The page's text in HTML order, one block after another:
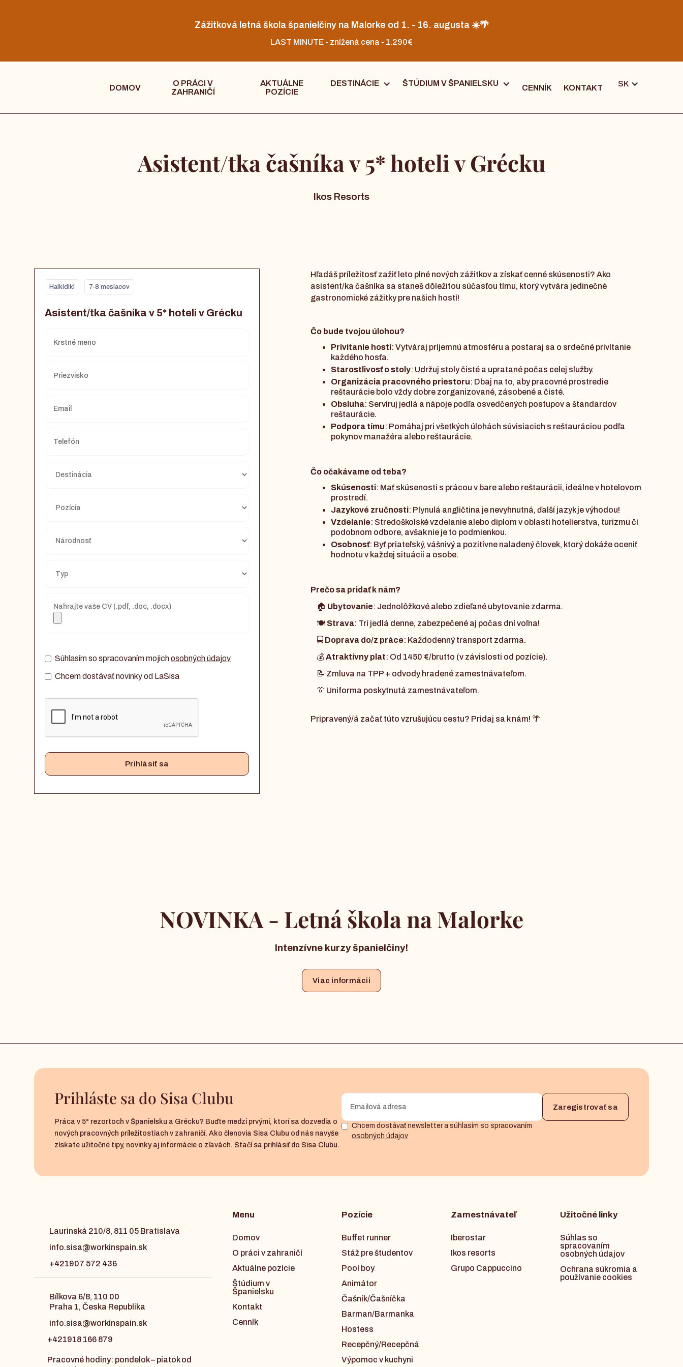
Zážitková letná škola španielčiny na Malorke od 1. - 16. augusta ☀️🌴
LAST MINUTE - znížená cena - 1.290€
DOMOV
O PRÁCI V
ZAHRANIČÍ
AKTUÁLNE
POZÍCIE
DESTINÁCIE ŠTÚDIUM V ŠPANIELSKU CENNÍK KONTAKT SK
Asistent/tka čašníka v 5* hoteli v Grécku
Ikos Resorts
Halkidiki 7-8 mesiacov
Asistent/tka čašníka v 5* hoteli v Grécku
Nahrajte vaše CV (.pdf, .doc, .docx)
Súhlasím so spracovaním mojichosobných údajov
Chcem dostávať novinky od LaSisa
Hľadáš príležitosť zažiť leto plné nových zážitkov a získať cenné skúsenosti? Ako
asistent/ka čašníka sa staneš dôležitou súčasťou tímu, ktorý vytvára jedinečné
gastronomické zážitky pre našich hostí!
Čo bude tvojou úlohou?
Privítanie hostí: Vytváraj príjemnú atmosféru a postaraj sa o srdečné privítanie
každého hosťa.
Starostlivosť o stoly: Udržuj stoly čisté a upratané počas celej služby.
Organizácia pracovného priestoru: Dbaj na to, aby pracovné prostredie
reštaurácie bolo vždy dobre zorganizované, zásobené a čisté.
Obsluha: Servíruj jedlá a nápoje podľa osvedčených postupov a štandardov
reštaurácie.
Podpora tímu: Pomáhaj pri všetkých úlohách súvisiacich s reštauráciou podľa
pokynov manažéra alebo reštaurácie.
Čo očakávame od teba?
Skúsenosti: Mať skúsenosti s prácou v bare alebo reštaurácii, ideálne v hotelovom
prostredí.
Jazykové zručnosti: Plynulá angličtina je nevyhnutná, ďalší jazyk je výhodou!
Vzdelanie: Stredoškolské vzdelanie alebo diplom v oblasti hotelierstva, turizmu či
podobnom odbore, avšak nie je to podmienkou.
Osobnosť: Byť priateľský, vášnivý a pozitívne naladený človek, ktorý dokáže oceniť
hodnotu v každej situácii a osobe.
Prečo sa pridať k nám?
🏠 Ubytovanie: Jednolôžkové alebo zdieľané ubytovanie zdarma.
🍽️ Strava: Tri jedlá denne, zabezpečené aj počas dní voľna!
🚍 Doprava do/z práce: Každodenný transport zdarma.
💰Atraktívny plat: Od 1450 €/brutto (v závislosti od pozície).
📝 Zmluva na TPP + odvody hradené zamestnávateľom.
👔 Uniforma poskytnutá zamestnávateľom.
Pripravený/á začať túto vzrušujúcu cestu? Pridaj sa k nám! 🌴
NOVINKA - Letná škola na Malorke
Intenzívne kurzy španielčiny!
Viac informácii
Prihláste sa do Sisa Clubu
Práca v 5* rezortoch v Španielsku a Grécku? Buďte medzi prvými, ktorí sa dozvedia o
nových pracovných príležitostiach v zahraničí. Ako členovia Sisa Clubu od nás navyše
získate užitočné tipy, novinky aj informácie o zľavách. Stačí sa prihlásiť do Sisa Clubu.
Chcem dostávať newsletter a súhlasím so spracovaním
osobných údajov
Laurinská 210/8, 811 05 Bratislava
info.sisa@workinspain.sk
+421907 572 436
Bílkova 6/8, 110 00
Praha 1, Česka Republika
info.sisa@workinspain.sk
+421918 166 879
Pracovné hodiny: pondelok – piatok od
Menu
Domov
O práci v zahraničí
Aktuálne pozície
Štúdium v
Španielsku
Kontakt
Cenník
Pozície
Buffet runner
Stáž pre študentov
Pool boy
Animátor
Čašník/Čašníčka
Barman/Barmanka
Hostess
Recepčný/Recepčná
Výpomoc v kuchyni
Zamestnávateľ
Iberostar
Ikos resorts
Grupo Cappuccino
Užitočné linky
Súhlas so
spracovaním
osobných údajov
Ochrana súkromia a
používanie cookies